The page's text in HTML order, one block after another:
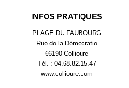
INFOS PRATIQUES
PLAGE DU FAUBOURG
Rue de la Démocratie
66190 Collioure
Tél. : 04.68.82.15.47
www.collioure.com